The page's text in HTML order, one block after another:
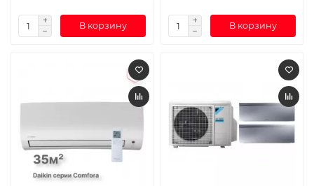
В корзину В корзину